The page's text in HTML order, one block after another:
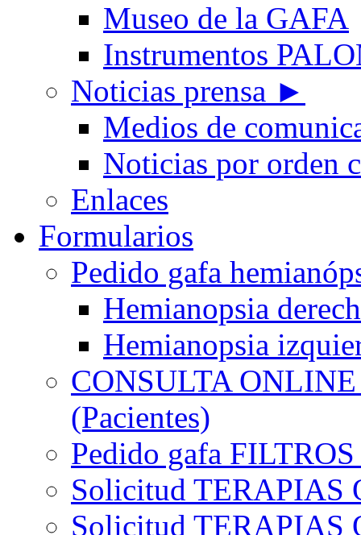
Museo de la GAFA
Instrumentos
Noticias prensa ►
Medios de
Noticias por orden
Enlaces
Formularios
Pedido gafa
Hemianopsia
Hemianopsia
CONSULTA
(Pacientes)
Pedido gafa
Solicitud TERAPIAS
Solicitud TERAPIAS